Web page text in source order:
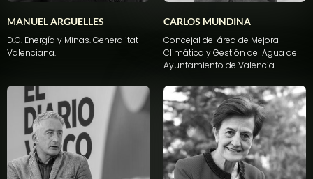
MANUEL ARGÜELLES
D.G. Energía y Minas. Generalitat
Valenciana.
CARLOS MUNDINA
Concejal del área de Mejora
Climática y Gestión del Agua del
Ayuntamiento de Valencia.